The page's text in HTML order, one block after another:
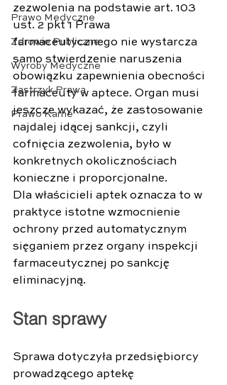
Prawo Medyczne
Zdrowie Publiczne
Wyroby Medyczne
Zastrzyk Prawa
Prawo Karne
zezwolenia na podstawie art. 103
ust. 2 pkt 1 Prawa
farmaceutycznego nie wystarcza
samo stwierdzenie naruszenia
obowiązku zapewnienia obecności
farmaceuty w aptece. Organ musi
jeszcze wykazać, że zastosowanie
najdalej idącej sankcji, czyli
cofnięcia zezwolenia, było w
konkretnych okolicznościach
konieczne i proporcjonalne.
Dla właścicieli aptek oznacza to w
praktyce istotne wzmocnienie
ochrony przed automatycznym
sięganiem przez organy inspekcji
farmaceutycznej po sankcję
eliminacyjną.
Stan sprawy
Sprawa dotyczyła przedsiębiorcy
prowadzącego aptekę